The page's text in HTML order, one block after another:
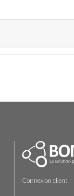
Connexion client